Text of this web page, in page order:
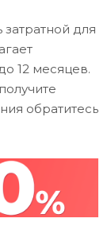
для
12 месяцев.
обратитесь